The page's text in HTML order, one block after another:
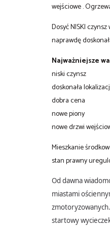
wejściowe .
Dosyć NISKI
naprawdę
Najważniejsze
niski czynsz
doskonała
dobra cena
nowe piony
nowe drzwi
Mieszkanie
stan prawny
Od dawna
miastami
startowy